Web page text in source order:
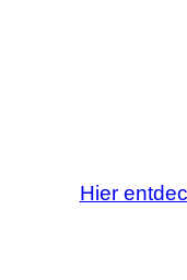
Hier